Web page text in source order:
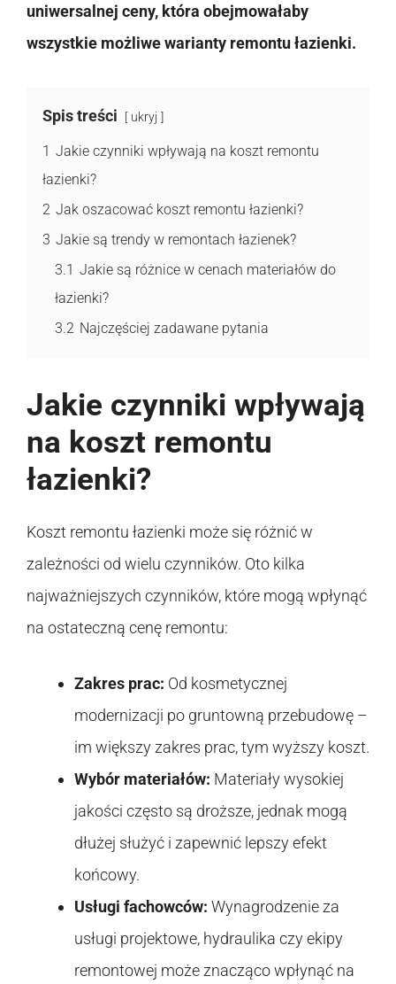
uniwersalnej ceny, która obejmowałaby
wszystkie możliwe warianty remontu łazienki.
Spis treści ukryj
1 Jakie czynniki wpływają na koszt remontu
łazienki?
2 Jak oszacować koszt remontu łazienki?
3 Jakie są trendy w remontach łazienek?
3.1 Jakie są różnice w cenach materiałów do
łazienki?
3.2 Najczęściej zadawane pytania
Jakie czynniki wpływają
na koszt remontu
łazienki?
Koszt remontu łazienki może się różnić w
zależności od wielu czynników. Oto kilka
najważniejszych czynników, które mogą wpłynąć
na ostateczną cenę remontu:
Zakres prac: Od kosmetycznej
modernizacji po gruntowną przebudowę –
im większy zakres prac, tym wyższy koszt.
Wybór materiałów: Materiały wysokiej
jakości często są droższe, jednak mogą
dłużej służyć i zapewnić lepszy efekt
końcowy.
Usługi fachowców: Wynagrodzenie za
usługi projektowe, hydraulika czy ekipy
remontowej może znacząco wpłynąć na